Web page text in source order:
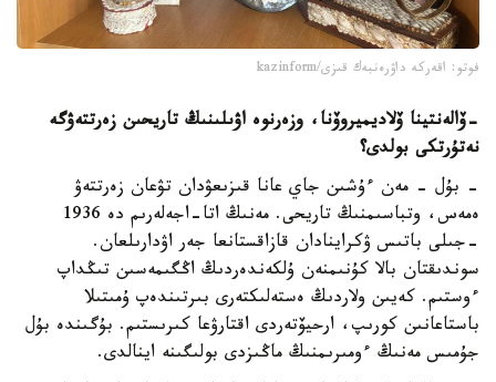
فوتو: اقەركە داۋرەنبەك قىزى/kazinform
-ۆالەنتينا ۆلاديميروۆنا، وزەرنوە اۋىلىنىڭ تاريحىن زەرتتەۋگە
نەتۇرتكى بولدى؟
- بۇل - مەن ءۇشىن جاي عانا قىزىعۋدان تۋعان زەرتتەۋ
ەمەس، وتباسىمنىڭ تاريحى. مەنىڭ اتا-اجەلەرىم دە 1936
-جىلى باتىس ۋكراينادان قازاقستانعا جەر اۋدارىلعان.
سوندىقتان بالا كۇنىمنەن ۇلكەندەردىڭ اڭگىمەسىن تىڭداپ
ءوستىم. كەيىن ولاردىڭ ەستەلىكتەرى بىرتىندەپ ۇمىتىلا
باستاعانىن كورىپ، ارحيۆتەردى اقتارۋعا كىرىستىم. بۇگىندە بۇل
جۇمىس مەنىڭ ءومىرىمنىڭ ماڭىزدى بولىگىنە اينالدى.